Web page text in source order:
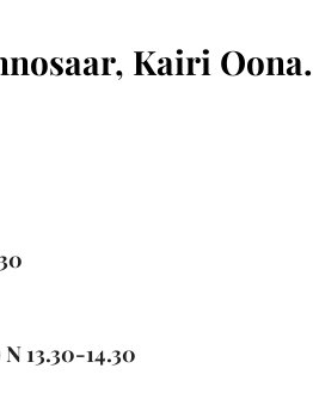
Kairi Oona.
13.30-14.30